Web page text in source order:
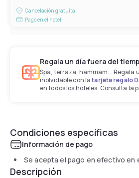
Cancelación gratuita
Pago en el hotel
Regala un día fuera del
Spa, terraza, hammam... Regala
inolvidable con latarjeta regalo
en todos los hoteles. Consulta la
Condiciones específicas
Información de pago
Se acepta el pago en efectivo en
Descripción